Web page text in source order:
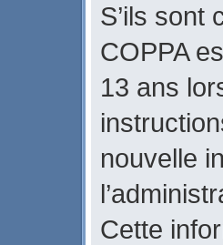
S’ils sont
COPPA
13 ans
nouvelle
Cette